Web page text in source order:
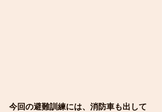
今回の避難訓練には、消防車も出して